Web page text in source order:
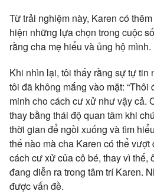
Từ trải nghiệm này, Karen có
hiện những lựa chọn trong cuộc
rằng cha mẹ hiểu và ủng hộ mình.
Khi nhìn lại, tôi thấy rằng sự tự tin
tôi đã không mắng vào mặt: “Thôi
minh cho cách cư xử như vậy cả.
thay bằng thái độ quan tâm khi
thời gian để ngồi xuống và tìm
thế nào mà cha Karen có thể
cách cư xử của cô bé, thay vì thế,
đang diễn ra trong tâm trí Karen.
được vấn đề.